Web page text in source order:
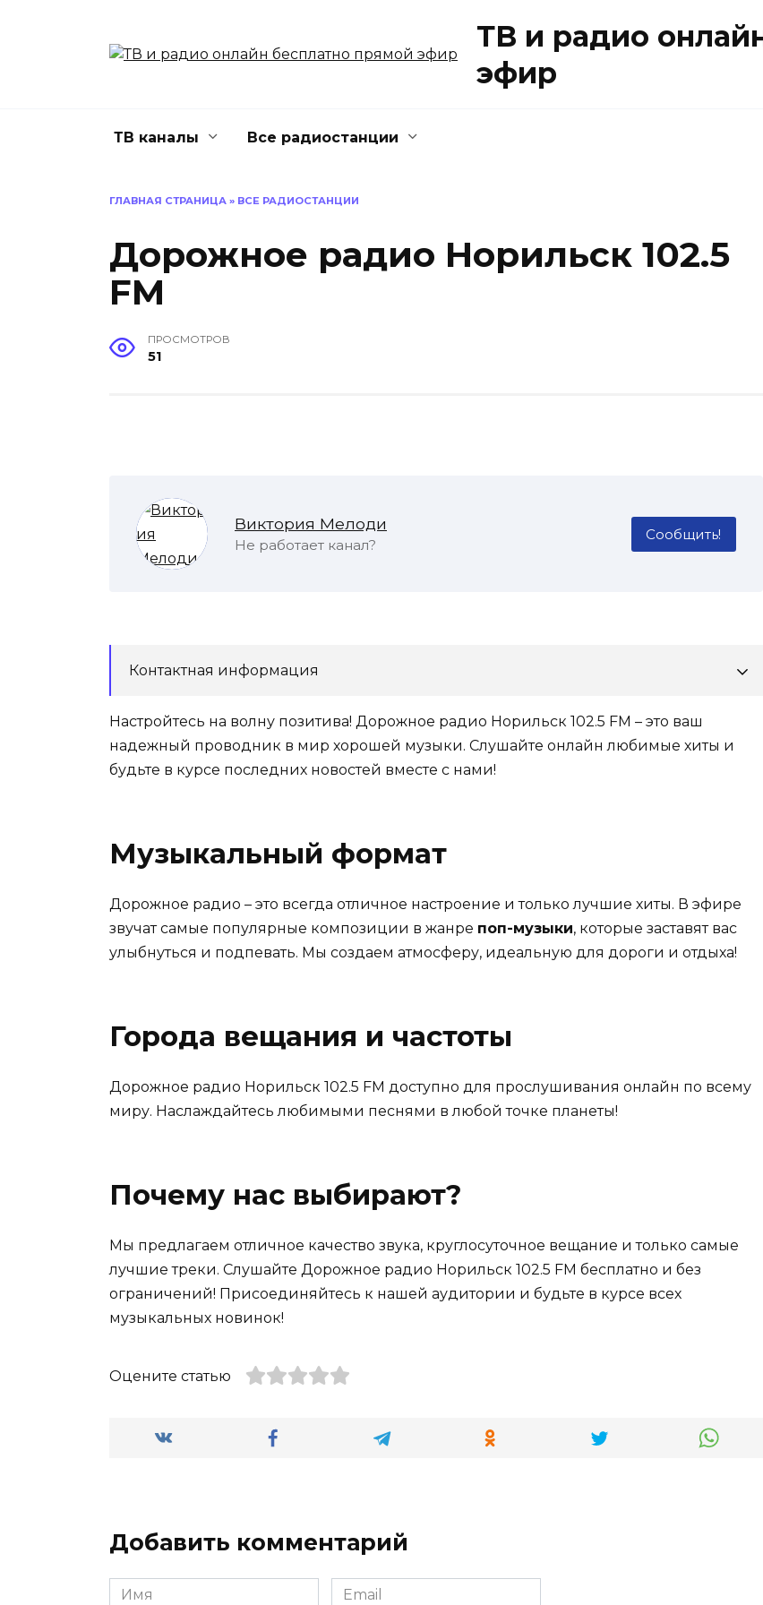
ТВ и радио
эфир
ТВ каналы Все радиостанции
ГЛАВНАЯ СТРАНИЦА » ВСЕ РАДИОСТАНЦИИ
Дорожное радио Норильск 102.5
FM
ПРОСМОТРОВ
51
Виктория Мелоди
Не работает канал?
Сообщить!
Контактная информация
Настройтесь на волну позитива! Дорожное радио Норильск 102.5 FM – это ваш
надежный проводник в мир хорошей музыки. Слушайте онлайн любимые хиты и
будьте в курсе последних новостей вместе с нами!
Музыкальный формат
Дорожное радио – это всегда отличное настроение и только лучшие хиты. В эфире
звучат самые популярные композиции в жанре поп-музыки, которые заставят вас
улыбнуться и подпевать. Мы создаем атмосферу, идеальную для дороги и отдыха!
Города вещания и частоты
Дорожное радио Норильск 102.5 FM доступно для прослушивания онлайн по всему
миру. Наслаждайтесь любимыми песнями в любой точке планеты!
Почему нас выбирают?
Мы предлагаем отличное качество звука, круглосуточное вещание и только самые
лучшие треки. Слушайте Дорожное радио Норильск 102.5 FM бесплатно и без
ограничений! Присоединяйтесь к нашей аудитории и будьте в курсе всех
музыкальных новинок!
Оцените статью
Добавить комментарий
Имя
Email